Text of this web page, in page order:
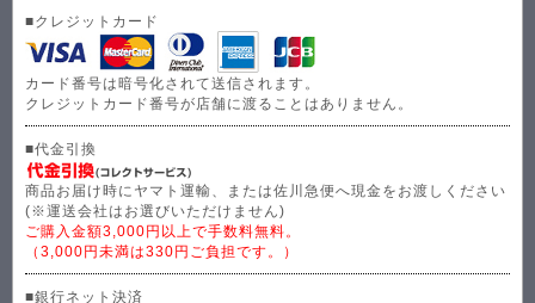
■クレジットカード
カード番号は暗号化されて送信されます。
クレジットカード番号が店舗に渡ることはありません。
■代金引換
商品お届け時にヤマト運輸、または佐川急便へ現金をお渡しください
(※運送会社はお選びいただけません)
ご購入金額3,000円以上で手数料無料。
（3,000円未満は330円ご負担です。）
■銀行ネット決済